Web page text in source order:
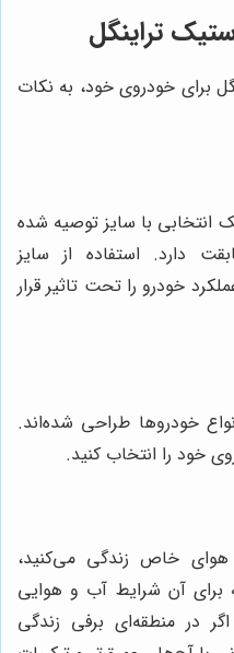
تراینگل
برای خودروی خود، به نکات
انتخابی با سایز توصیه شده
دارد. استفاده از سایز
خودرو را تحت تاثیر قرار
خودروها طراحی شده‌اند.
خود را انتخاب کنید.
خاص زندگی می‌کنید،
برای آن شرایط آب و هوایی
در منطقه‌ای برفی زندگی